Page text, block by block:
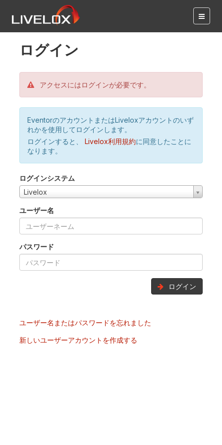
ログイン
アクセスにはログインが必要です。
EventorのアカウントまたはLiveloxアカウントのいず
れかを使用してログインします。
ログインすると、
Livelox利用規約に同意したことに
なります。
ログインシステム
Livelox
ユーザー名
パスワード
ログイン
ユーザー名またはパスワードを忘れました
新しいユーザーアカウントを作成する